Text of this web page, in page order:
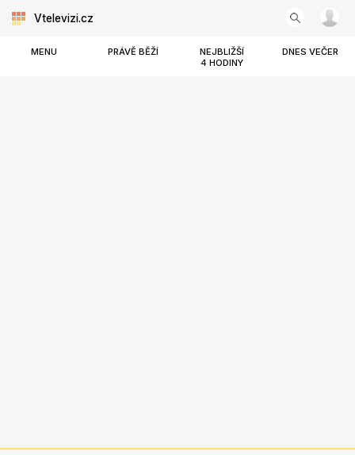
Vtelevizi.cz
MENU PRÁVĚ BĚŽÍ
NEJBLIŽŠÍ
4 HODINY
DNES VEČER